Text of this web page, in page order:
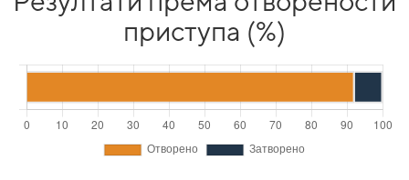
приступа (%)